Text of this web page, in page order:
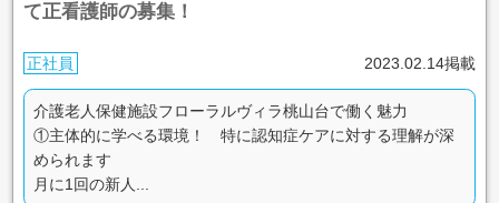
て正看護師の募集！
正社員 2023.02.14掲載
介護老人保健施設フローラルヴィラ桃山台で働く魅力
①主体的に学べる環境！ 特に認知症ケアに対する理解が深
められます
月に1回の新人...